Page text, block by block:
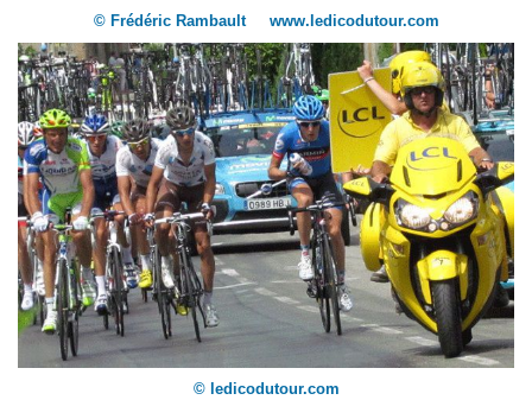
© Frédéric Rambault www.ledicodutour.com
© ledicodutour.com